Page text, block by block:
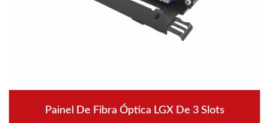
Painel De Fibra Óptica LGX De 3 Slots